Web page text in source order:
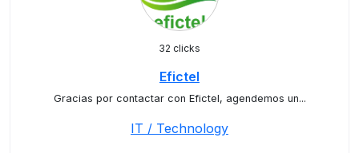
32 clicks
Efictel
Gracias por contactar con Efictel, agendemos un...
IT / Technology